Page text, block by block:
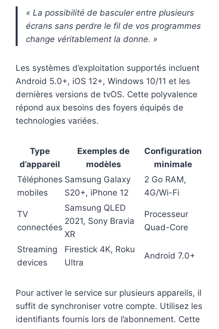
« La possibilité de basculer entre plusieurs
écrans sans perdre le fil de vos programmes
change véritablement la donne. »
Les systèmes d’exploitation supportés incluent
Android 5.0+, iOS 12+, Windows 10/11 et les
dernières versions de tvOS. Cette polyvalence
répond aux besoins des foyers équipés de
technologies variées.
Type
d’appareil
Exemples de
modèles
Configuration
minimale
Téléphones
mobiles
Samsung Galaxy
S20+, iPhone 12
2 Go RAM,
4G/Wi-Fi
TV
connectées
Samsung QLED
2021, Sony Bravia
XR
Processeur
Quad-Core
Streaming
devices
Firestick 4K, Roku
Ultra
Android 7.0+
Pour activer le service sur plusieurs appareils, il
suffit de synchroniser votre compte. Utilisez les
identifiants fournis lors de l’abonnement. Cette